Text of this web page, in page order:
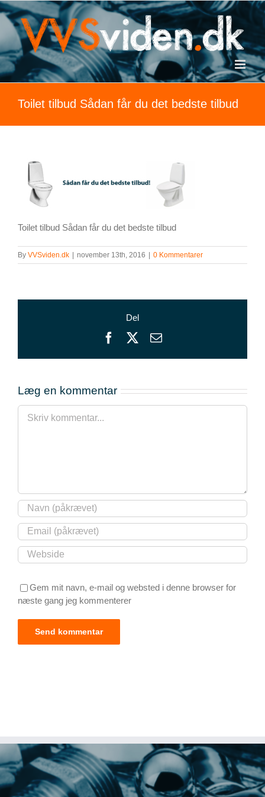
Skip
to
content
Toilet tilbud Sådan får du det bedste tilbud
Toilet tilbud Sådan får du det bedste tilbud
By VVSviden.dk november 13th, 2016 0 Kommentarer
Del
FacebookE-
Læg en kommentar
Comment
Gem mit navn, e-mail og websted i denne browser for
næste gang jeg kommenterer